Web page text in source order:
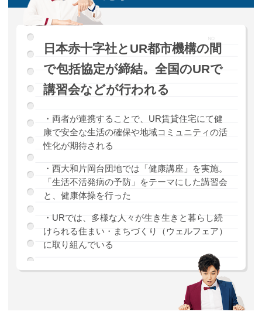
日本赤十字社とUR都市機構の間
で包括協定が締結。全国のURで
講習会などが行われる
・両者が連携することで、UR賃貸住宅にて健
康で安全な生活の確保や地域コミュニティの活
性化が期待される
・西大和片岡台団地では「健康講座」を実施。
「生活不活発病の予防」をテーマにした講習会
と、健康体操を行った
・URでは、多様な人々が生き生きと暮らし続
けられる住まい・まちづくり（ウェルフェア）
に取り組んでいる